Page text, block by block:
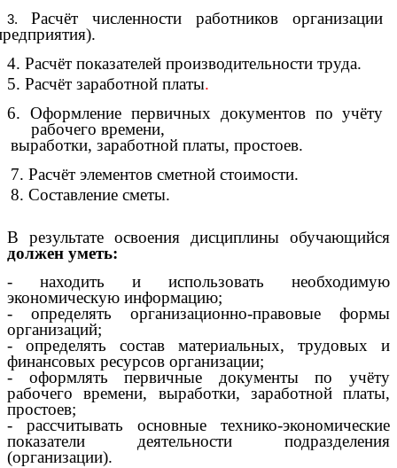
Расчёт численности работников организации
4. Расчёт показателей производительности труда.
5. Расчёт заработной платы.
6. Оформление первичных документов по учёту
рабочего времени,
выработки, заработной платы, простоев.
7. Расчёт элементов сметной стоимости.
8. Составление сметы.
В результате освоения дисциплины обучающийся
должен уметь:
- находить и использовать необходимую
экономическую информацию;
- определять организационно-правовые формы
организаций;
- определять состав материальных, трудовых и
финансовых ресурсов организации;
- оформлять первичные документы по учёту
рабочего времени, выработки, заработной платы,
простоев;
- рассчитывать основные технико-экономические
показатели деятельности подразделения
(организации).